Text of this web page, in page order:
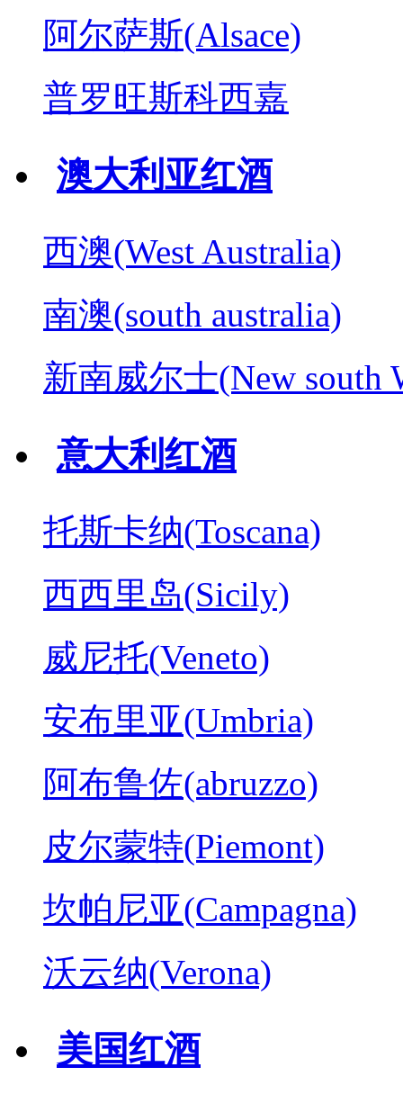
阿尔萨斯(Alsace)
普罗旺斯科西嘉
澳大利亚红酒
西澳(West Australia)
南澳(south australia)
新南威尔士(New south
意大利红酒
托斯卡纳(Toscana)
西西里岛(Sicily)
威尼托(Veneto)
安布里亚(Umbria)
阿布鲁佐(abruzzo)
皮尔蒙特(Piemont)
坎帕尼亚(Campagna)
沃云纳(Verona)
美国红酒